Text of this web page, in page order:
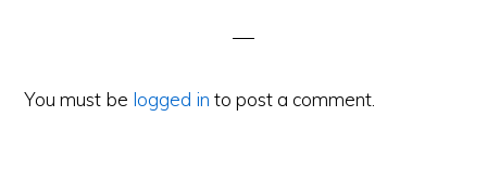
You must be logged in to post a comment.